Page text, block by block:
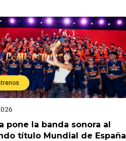
pone la banda sonora al
título Mundial de España